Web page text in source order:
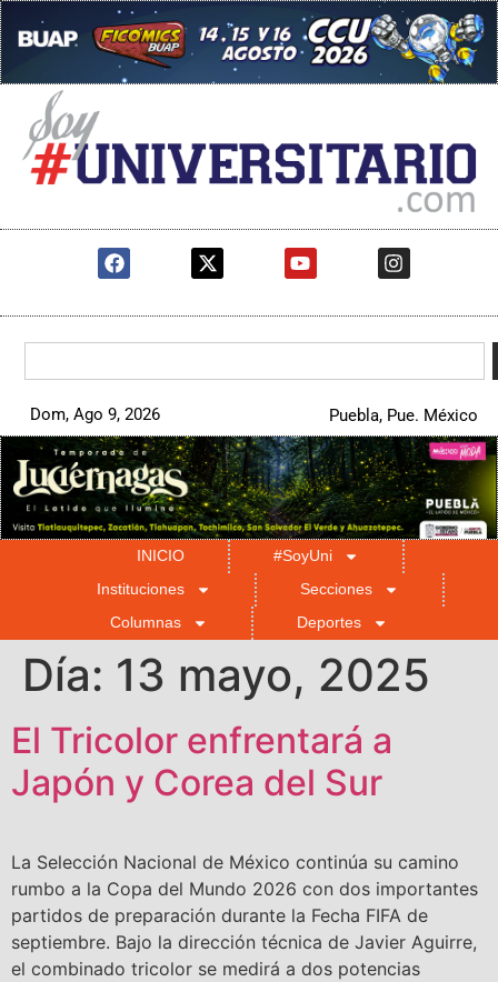
Dom, Ago 9, 2026 Puebla, Pue. México
INICIO
#SoyUni
Instituciones
Secciones
Columnas
Deportes
Día: 13 mayo, 2025
El Tricolor enfrentará a
Japón y Corea del Sur
La Selección Nacional de México continúa su camino
rumbo a la Copa del Mundo 2026 con dos importantes
partidos de preparación durante la Fecha FIFA de
septiembre. Bajo la dirección técnica de Javier Aguirre,
el combinado tricolor se medirá a dos potencias